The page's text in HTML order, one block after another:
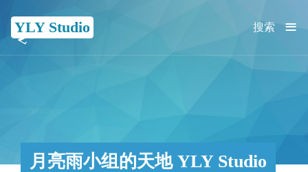
YLY Studio ≡
搜索
月亮雨小组的天地 YLY Studio